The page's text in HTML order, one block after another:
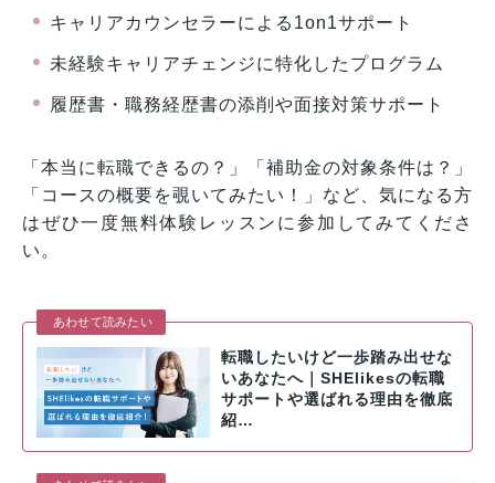
キャリアカウンセラーによる1on1サポート
未経験キャリアチェンジに特化したプログラム
履歴書・職務経歴書の添削や面接対策サポート
「本当に転職できるの？」「補助金の対象条件は？」
「コースの概要を覗いてみたい！」など、気になる方
はぜひ一度無料体験レッスンに参加してみてくださ
い。
あわせて読みたい
転職したいけど一歩踏み出せな
いあなたへ｜SHElikesの転職
サポートや選ばれる理由を徹底
紹…